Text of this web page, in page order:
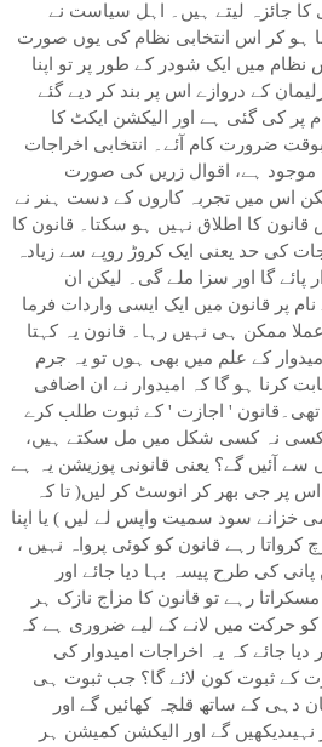
جائزہ لیتے ہیں۔ اہل سیاست نے
ہو کر اس انتخابی نظام کی یوں صورت
میں ایک شودر کے طور پر تو اپنا
کے دروازے اس پر بند کر دیے گئے
پر کی گئی ہے اور الیکشن ایکٹ کا
ضرورت کام آئے۔ انتخابی اخراجات
موجود ہے، اقوال زریں کی صورت
اس میں تجربہ کاروں کے دست ہنر نے
قانون کا اطلاق نہیں ہو سکتا۔ قانون کا
کی حد یعنی ایک کروڑ روپے سے زیادہ
پائے گا اور سزا ملے گی۔ لیکن ان
پر قانون میں ایک ایسی واردات فرما
ممکن ہی نہیں رہا۔ قانون یہ کہتا
کے علم میں بھی ہوں تو یہ جرم
کرنا ہو گا کہ امیدوار نے ان اضافی
' اجازت ' کے ثبوت طلب کرے
نہ کسی شکل میں مل سکتے ہیں،
سے آئیں گے؟ یعنی قانونی پوزیشن یہ ہے
پر جی بھر کر انوسٹ کر لیں( تا کہ
خزانے سود سمیت واپس لے لیں ) یا اپنا
رہے قانون کو کوئی پرواہ نہیں ،
کی طرح پیسہ بہا دیا جائے اور
رہے تو قانون کا مزاج نازک ہر
حرکت میں لانے کے لیے ضروری ہے کہ
جائے کہ یہ اخراجات امیدوار کی
کے ثبوت کون لائے گا؟ جب ثبوت ہی
دہی کے ساتھ قلچہ کھائیں گے اور
نہیںدیکھیں گے اور الیکشن کمیشن ہر